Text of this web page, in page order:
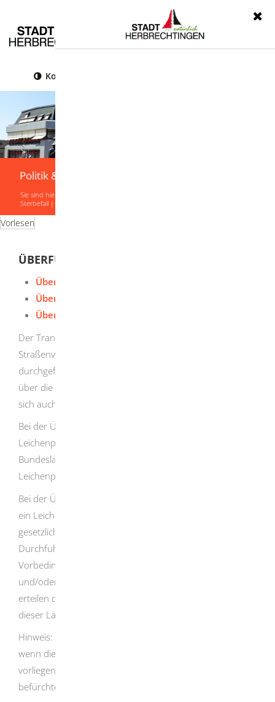
Kontrast
Politik & Verwaltung
Sie sind hier:
Sterbefall |
Vorlesen
ÜBERFÜHRUNG
Überführung aus dem Ausland
Überführung innerhalb Deutschlands
Überführung ins Ausland
Der Transport von Verstorbenen im öffentlichen
Straßenverkehr darf nur durch Bestattungsunternehmen
durchgeführt werden. Solche Unternehmen verfügen
über die hierfür geeigneten Fahrzeuge und kümmern
sich auch um alle Formalitäten.
Bei der Überführung einer Leiche im Inland kann ein
Leichenpass dann erforderlich sein, wenn sie in ein
Bundesland gebracht wird oder durchquert, das einen
Leichenpass verlangt.
Bei der Überführung einer Leiche ins Ausland ist immer
ein Leichenpass erforderlich. Außerdem müssen auch die
gesetzlichen Bestimmungen des Ziellandes sowie der
Durchfuhrländer beachtet und die technischen
Vorbedingungen für den Transport auf dem Land-, Luft-
und/oder Seeweg erfüllt werden. Informationen hierzu
erteilen die zuständigen Konsulate und Botschaften
dieser Länder sowie die Bestattungsunternehmen.
Hinweis: Die Überführung einer Leiche ist nur zulässig,
wenn die rechtlichen Voraussetzungen für die Bestattung
vorliegen und keine gesundheitlichen Gefahren zu
befürchten sind.